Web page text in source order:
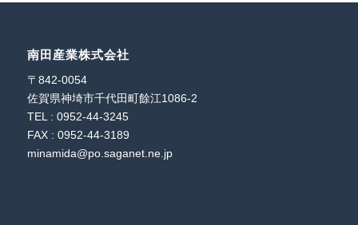
南田産業株式会社
〒842-0054
佐賀県神埼市千代田町餘江1086-2
TEL : 0952-44-3245
FAX : 0952-44-3189
minamida@po.saganet.ne.jp